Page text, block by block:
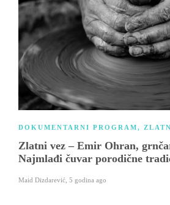
DOKUMENTARNI PROGRAM,
Zlatni vez – Emir Ohran,
Najmlađi čuvar porodične
Maid Dizdarević 5 godina ago